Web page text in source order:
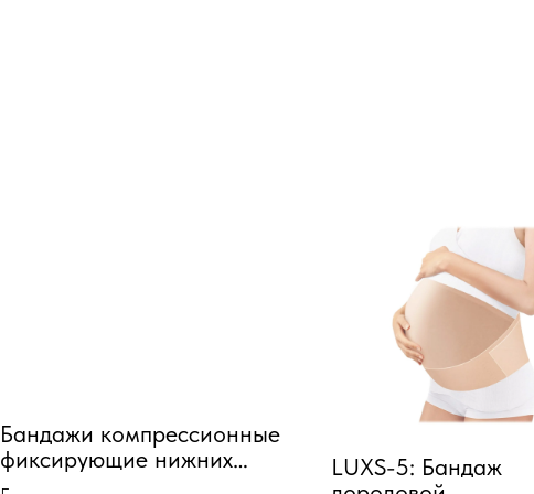
Бандажи компрессионные
фиксирующие нижних
конечностей-"ЭКОТЕН" на
LUXS-5: Бандаж